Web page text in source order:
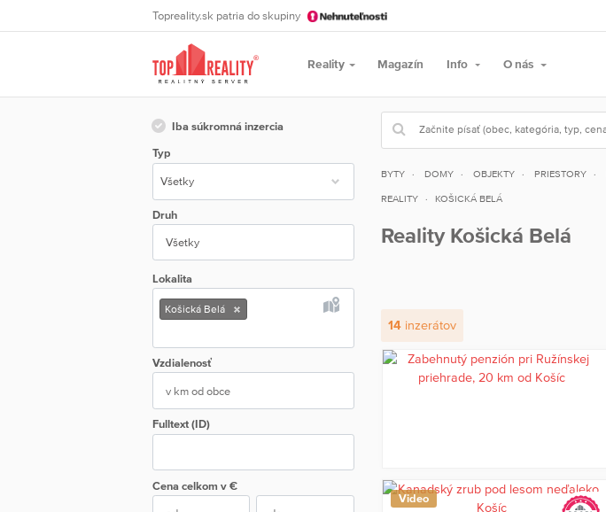
Topreality.sk patria do skupiny
Reality Magazín Info O nás
Iba súkromná inzercia
Typ
Druh
Všetky
Lokalita
Košická Belá
Vzdialenosť
Fulltext (ID)
Cena celkom v €
BYTY DOMY OBJEKTY PRIESTORY
REALITY KOŠICKÁ BELÁ
Reality Košická Belá
14inzerátov
Video